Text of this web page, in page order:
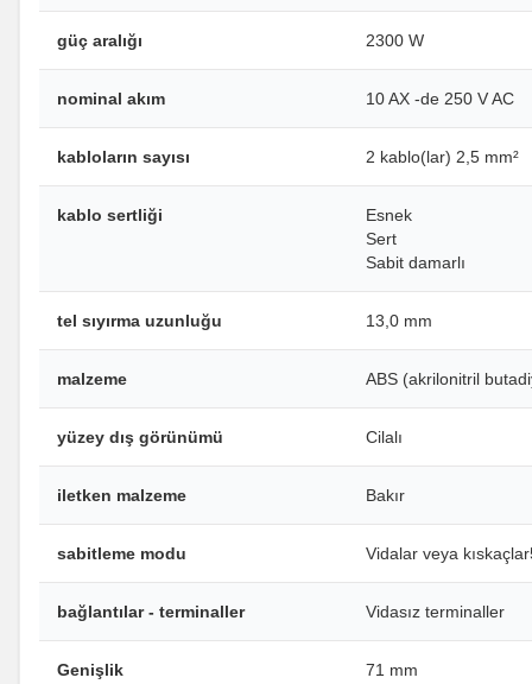
güç aralığı 2300 W
nominal akım 10 AX -de 250 V AC
kabloların sayısı 2 kablo(lar) 2,5 mm²
kablo sertliği
Esnek
Sert
Sabit damarlı
tel sıyırma uzunluğu 13,0 mm
malzeme ABS (akrilonitril
yüzey dış görünümü Cilalı
iletken malzeme Bakır
sabitleme modu Vidalar veya
bağlantılar - terminaller Vidasız terminaller
Genişlik 71 mm